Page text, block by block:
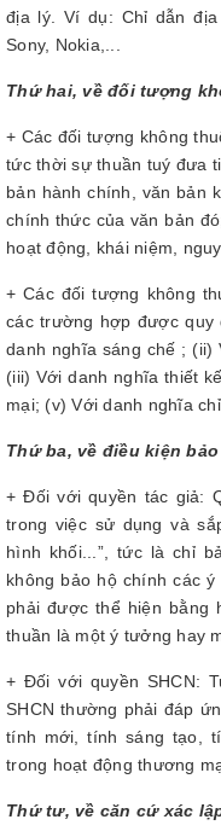
địa lý. Ví dụ: Chỉ dẫn
Sony, Nokia,...
Thứ hai, về đối tượng
+ Các đối tượng không
tức thời sự thuần tuý đưa
bản hành chính, văn bản
chính thức của văn bản
hoạt động, khái niệm,
+ Các đối tượng không
các trường hợp được quy
danh nghĩa sáng chế ; (ii)
(iii) Với danh nghĩa thiết
mại; (v) Với danh nghĩa
Thứ ba, về điều kiện
+ Đối với quyền tác giả:
trong việc sử dụng và
hình khối...”, tức là chỉ
không bảo hộ chính các
phải được thể hiện bằng
thuần là một ý tưởng hay
+ Đối với quyền SHCN:
SHCN thường phải đáp
tính mới, tính sáng tạo,
trong hoạt động thương
Thứ tư, về căn cứ xác